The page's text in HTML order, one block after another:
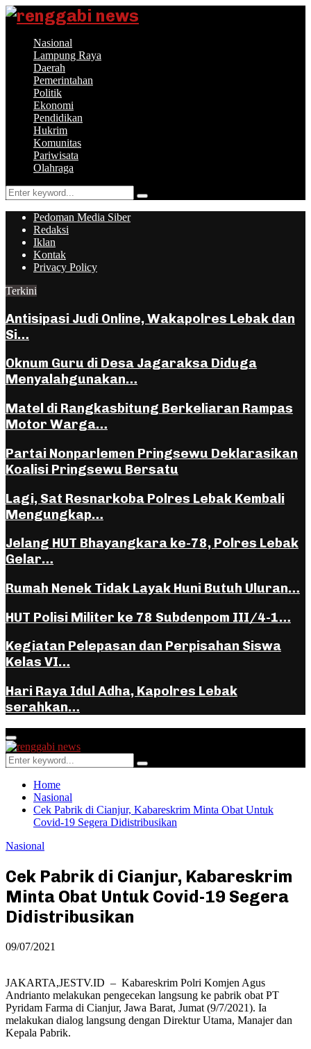
Nasional
Lampung Raya
Daerah
Pemerintahan
Politik
Ekonomi
Pendidikan
Hukrim
Komunitas
Pariwisata
Olahraga
Search
for:
Search
Pedoman Media Siber
Redaksi
Iklan
Kontak
Privacy Policy
Terkini
Antisipasi Judi Online, Wakapolres Lebak dan
Si…
Oknum Guru di Desa Jagaraksa Diduga
Menyalahgunakan…
Matel di Rangkasbitung Berkeliaran Rampas
Motor Warga…
Partai Nonparlemen Pringsewu Deklarasikan
Koalisi Pringsewu Bersatu
Lagi, Sat Resnarkoba Polres Lebak Kembali
Mengungkap…
Jelang HUT Bhayangkara ke-78, Polres Lebak
Gelar…
Rumah Nenek Tidak Layak Huni Butuh Uluran…
HUT Polisi Militer ke 78 Subdenpom III/4-1…
Kegiatan Pelepasan dan Perpisahan Siswa
Kelas VI…
Hari Raya Idul Adha, Kapolres Lebak
serahkan…
Facebook
Instagram
Youtube
Whatsapp
Primary
Menu
Search
for:
Search
Home
Nasional
Cek Pabrik di Cianjur, Kabareskrim Minta Obat Untuk
Covid-19 Segera Didistribusikan
Nasional
Cek Pabrik di Cianjur, Kabareskrim
Minta Obat Untuk Covid-19 Segera
Didistribusikan
09/07/2021
JAKARTA,JESTV.ID – Kabareskrim Polri Komjen Agus
Andrianto melakukan pengecekan langsung ke pabrik obat PT
Pyridam Farma di Cianjur, Jawa Barat, Jumat (9/7/2021). Ia
melakukan dialog langsung dengan Direktur Utama, Manajer dan
Kepala Pabrik.